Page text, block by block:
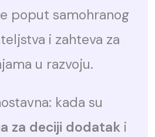
poput samohranog
i zahteva za
u razvoju.
kada su
za deciji dodatak i